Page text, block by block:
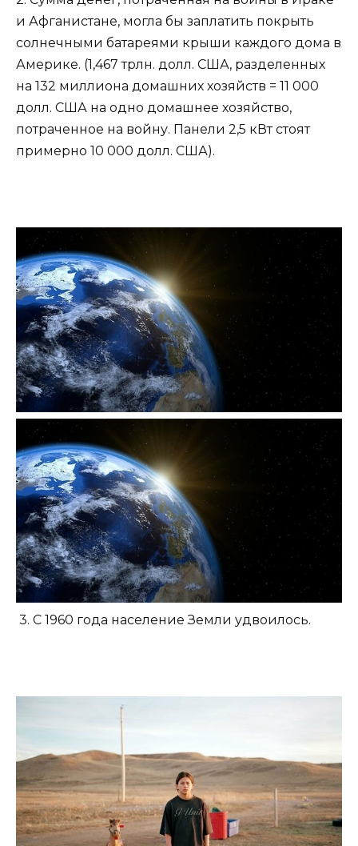
и Афганистане, могла бы заплатить покрыть
солнечными батареями крыши каждого дома в
Америке. (1,467 трлн. долл. США, разделенных
на 132 миллиона домашних хозяйств = 11 000
долл. США на одно домашнее хозяйство,
потраченное на войну. Панели 2,5 кВт стоят
примерно 10 000 долл. США).
3. С 1960 года население Земли удвоилось.